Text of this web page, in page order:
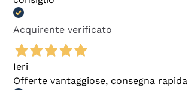
Acquirente verificato
Ieri
Offerte vantaggiose, consegna rapida